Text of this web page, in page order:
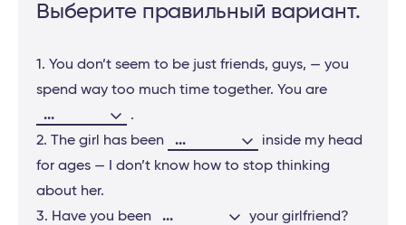
Выберите правильный вариант.
1. You don’t seem to be just friends, guys, — you
spend way too much time together. You are
...
.
2. The girl has been
...
inside my head
for ages — I don’t know how to stop thinking
about her.
3. Have you been
...
your girlfriend?